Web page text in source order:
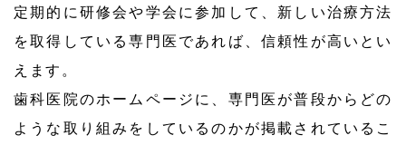
定期的に研修会や学会に参加して、新しい治療方法
を取得している専門医であれば、信頼性が高いとい
えます。
歯科医院のホームページに、専門医が普段からどの
ような取り組みをしているのかが掲載されているこ